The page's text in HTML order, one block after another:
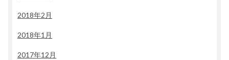
2018年2月
2018年1月
2017年12月